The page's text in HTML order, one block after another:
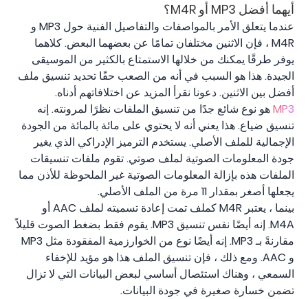
أيهما أفضل MP3 أو M4R؟
عندما يتعلق الأمر بالمواصفات والتفاصيل الفنية حول MP3 و
M4R ، فإن الاثنين مختلفان تمامًا عن بعضهما البعض. كلاهما
يوفر طرقًا يمكنك من خلالها الاستمتاع بالكثير من الموسيقى
الجيدة. هذا هو السبب في أنه من الصعب حقًا تحديد تنسيق ملف
أفضل بين الاثنين. دعونا نقرأ المزيد عن اختلافاتهم أدناه.
MP3هو نوع شائع جدًا من تنسيق الملفات نظرًا لمرونته. إنه
تنسيق ضياع. هذا يعني أنه لا يحتوي على مائة بالمائة من الجودة
الإجمالية للملف الأصلي. يستخدم الترميز الإدراكي الذي يغير
جودة المعلومات الصوتية لملف صوتي. تقوم ملفات تنسيقات
الملفات هذه بإزالة المعلومات الصوتية غير الملحوظة للأذن مما
يجعلها أصغر بمقدار 11 مرة من الملف الأصلي.
بينما ، يعتبر M4R كملف تمت إعادة تسميته لملف AAC أو
M4A. إنه أيضًا نفس تنسيق MP3. يقوم فقط بضغط الصوت قليلاً
مقارنةً بـ MP3. إنه أيضًا نوع من الخوارزمية المفقودة مثل MP3
و AAC. ومع ذلك ، فإن تنسيق الملف هذا هو مؤيد للإخفاء
السمعي ، وهناك استئصال أساسي لبعض البيانات التي لا تزال
تضمن خسارة صغيرة في جودة البيانات.